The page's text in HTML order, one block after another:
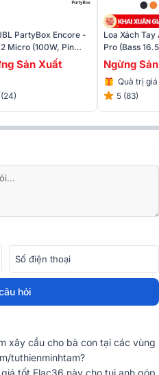
và Arirang MB2 Pro
tay Acnos Flac 36
PartyBox Encore -
Micro (100W, Pin
5.1)
Sản Xuất
Loa Xách
Pro (Bass
Micro)
Ngừng
Quà trị
5 (83)
hỏi
xây cầu cho bà con tại các vùng
tuthienminhtam?